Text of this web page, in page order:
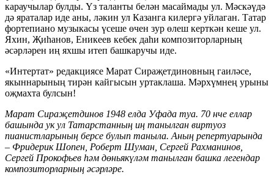
караучылар булды. Үз таланты белән масаймады ул. Мәскәүдә
дә яраталар иде аны, ләкин ул Казанга килергә уйлаган. Татар
фортепиано музыкасы үсеше өчен зур өлеш керткән кеше ул.
Яхин, Җиһанов, Еникеев кебек даһи композиторларның
әсәрләрен иң яхшы итеп башкаручы иде.
«Интертат» редакциясе Марат Сираҗетдиновның гаиләсе,
якыннарының тирән кайгысын уртаклаша. Мәрхүмнең урыны
оҗмахта булсын!
Марат Сираҗетдинов 1948 елда Уфада туа. 70 нче еллар
башында ук ул Татарстанның иң танылган виртуоз
пианистларының берсе булып таныла. Аның репертуарында
– Фридерик Шопен, Роберт Шуман, Сергей Рахманинов,
Сергей Прокофьев һәм дөньякүләм танылган башка легендар
композиторларның әсәрләре.